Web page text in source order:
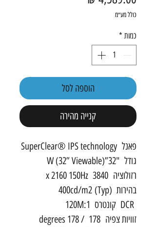
כולל מע״מ
כמות *
הוספה לסל
קנייה מהירה
פאנל SuperClear® IPS technology
גודל "32”W (32” Viewable)
רזולוציה 3840 x 2160 150Hz
בהירות 400cd/m2 (Typ)
זוויות צפיה 178 / 178 degrees